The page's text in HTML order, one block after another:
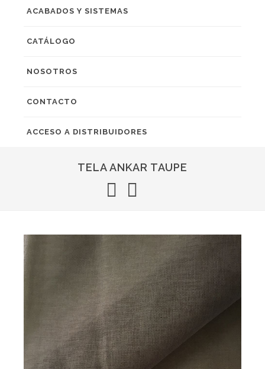
ACABADOS Y SISTEMAS
CATÁLOGO
NOSOTROS
CONTACTO
ACCESO A DISTRIBUIDORES
TELA ANKAR TAUPE